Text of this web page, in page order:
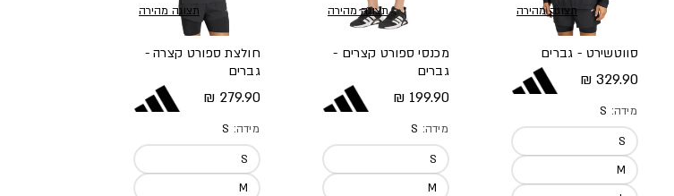
תצוגה מהירה
סווטשירט - גברים
מחיר מלא
329.90 ₪
מידה: S
S
M
תצוגה מהירה
מכנסי ספורט קצרים -
גברים
מחיר מלא
199.90 ₪
מידה: S
S
M
תצוגה מהירה
חולצת ספורט קצרה -
גברים
מחיר מלא
279.90 ₪
מידה: S
S
M